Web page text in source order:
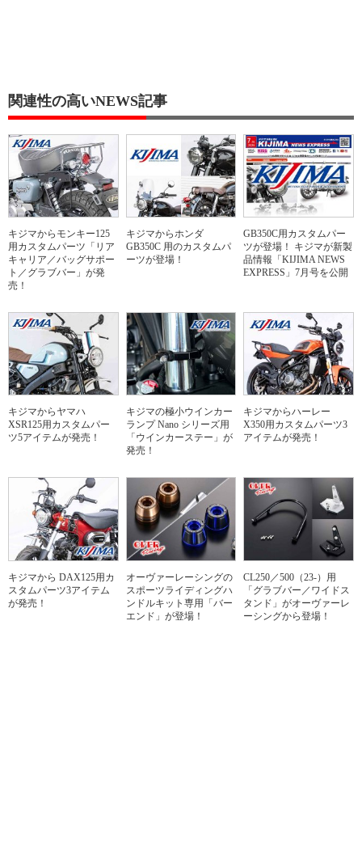
関連性の高いNEWS記事
キジマからモンキー125
用カスタムパーツ「リア
キャリア／バッグサポー
ト／グラブバー」が発
売！
キジマからホンダ
GB350C 用のカスタムパ
ーツが登場！
GB350C用カスタムパー
ツが登場！ キジマが新製
品情報「KIJIMA NEWS
EXPRESS」7月号を公開
キジマからヤマハ
XSR125用カスタムパー
ツ5アイテムが発売！
キジマの極小ウインカー
ランプ Nano シリーズ用
「ウインカーステー」が
発売！
キジマからハーレー
X350用カスタムパーツ3
アイテムが発売！
キジマから DAX125用カ
スタムパーツ3アイテム
が発売！
オーヴァーレーシングの
スポーツライディングハ
ンドルキット専用「バー
エンド」が登場！
CL250／500（23-）用
「グラブバー／ワイドス
タンド」がオーヴァーレ
ーシングから登場！